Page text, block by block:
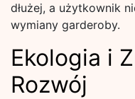
dłużej, a użytkownik
wymiany garderoby.
Ekologia i
Rozwój